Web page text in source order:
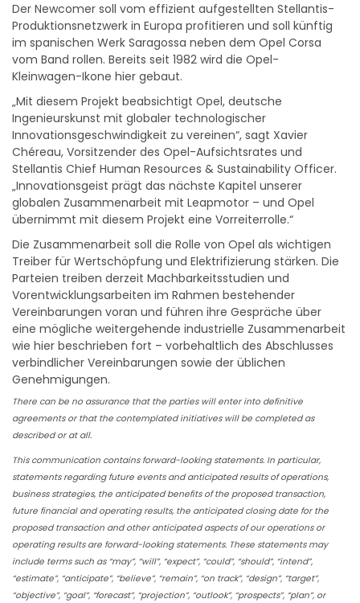
Der Newcomer soll vom effizient aufgestellten Stellantis-
Produktionsnetzwerk in Europa profitieren und soll künftig
im spanischen Werk Saragossa neben dem Opel Corsa
vom Band rollen. Bereits seit 1982 wird die Opel-
Kleinwagen-Ikone hier gebaut.
„Mit diesem Projekt beabsichtigt Opel, deutsche
Ingenieurskunst mit globaler technologischer
Innovationsgeschwindigkeit zu vereinen“, sagt Xavier
Chéreau, Vorsitzender des Opel-Aufsichtsrates und
Stellantis Chief Human Resources & Sustainability Officer.
„Innovationsgeist prägt das nächste Kapitel unserer
globalen Zusammenarbeit mit Leapmotor – und Opel
übernimmt mit diesem Projekt eine Vorreiterrolle.“
Die Zusammenarbeit soll die Rolle von Opel als wichtigen
Treiber für Wertschöpfung und Elektrifizierung stärken. Die
Parteien treiben derzeit Machbarkeitsstudien und
Vorentwicklungsarbeiten im Rahmen bestehender
Vereinbarungen voran und führen ihre Gespräche über
eine mögliche weitergehende industrielle Zusammenarbeit
wie hier beschrieben fort – vorbehaltlich des Abschlusses
verbindlicher Vereinbarungen sowie der üblichen
Genehmigungen.
There can be no assurance that the parties will enter into definitive
agreements or that the contemplated initiatives will be completed as
described or at all.
This communication contains forward-looking statements. In particular,
statements regarding future events and anticipated results of operations,
business strategies, the anticipated benefits of the proposed transaction,
future financial and operating results, the anticipated closing date for the
proposed transaction and other anticipated aspects of our operations or
operating results are forward-looking statements. These statements may
include terms such as “may”, “will”, “expect”, “could”, “should”, “intend”,
“estimate”, “anticipate”, “believe”, “remain”, “on track”, “design”, “target”,
“objective”, “goal”, “forecast”, “projection”, “outlook”, “prospects”, “plan”, or